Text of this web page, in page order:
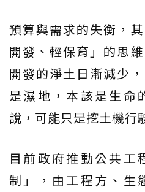
預算與需求的失衡，
開發、輕保育」的思
開發的淨土日漸減少
是濕地，本該是生命
說，可能只是挖土機行
目前政府推動公共工
制」，由工程方、生